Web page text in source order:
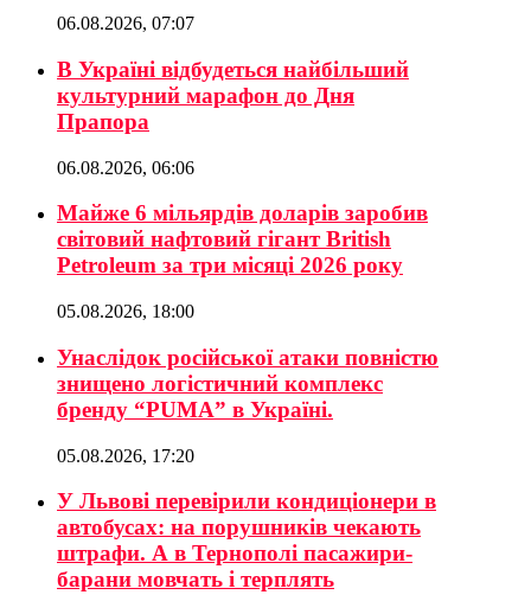
06.08.2026, 07:07
В Україні відбудеться найбільший
культурний марафон до Дня
Прапора
06.08.2026, 06:06
Майже 6 мільярдів доларів заробив
світовий нафтовий гігант British
Petroleum за три місяці 2026 року
05.08.2026, 18:00
Унаслідок російської атаки повністю
знищено логістичний комплекс
бренду “PUMA” в Україні.
05.08.2026, 17:20
У Львові перевірили кондиціонери в
автобусах: на порушників чекають
штрафи. А в Тернополі пасажири-
барани мовчать і терплять